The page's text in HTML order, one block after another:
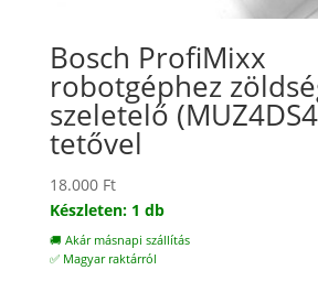
Bosch ProfiMixx
robotgéphez
szeletelő
tetővel
18.000 Ft
Készleten: 1 db
🚚 Akár másnapi szállítás
✅ Magyar raktárról